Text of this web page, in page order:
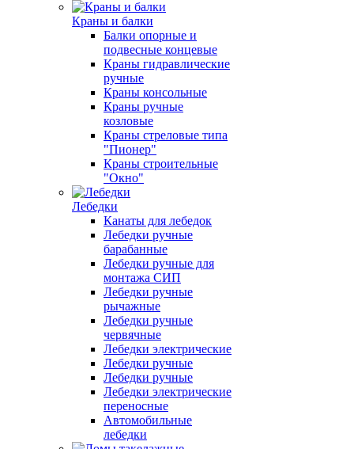
Краны и балки
Балки опорные и
подвесные концевые
Краны гидравлические
ручные
Краны консольные
Краны ручные
козловые
Краны стреловые типа
"Пионер"
Краны строительные
"Окно"
Лебедки
Канаты для лебедок
Лебедки ручные
барабанные
Лебедки ручные для
монтажа СИП
Лебедки ручные
рычажные
Лебедки ручные
червячные
Лебедки электрические
Лебедки ручные
Лебедки ручные
Лебедки электрические
переносные
Автомобильные
лебедки